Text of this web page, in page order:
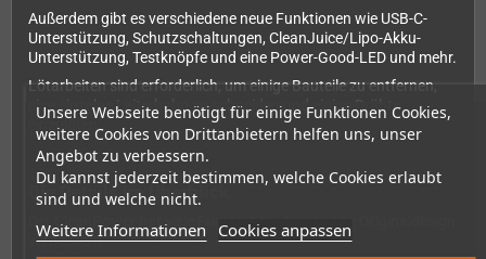
Unsere Webseite benötigt für einige Funktionen Cookies,
weitere Cookies von Drittanbietern helfen uns, unser
Angebot zu verbessern.
Du kannst jederzeit bestimmen, welche Cookies erlaubt
sind und welche nicht.
Weitere Informationen Cookies anpassen
Außerdem gibt es verschiedene neue Funktionen wie USB-C-
Unterstützung, Schutzschaltungen, CleanJuice/Lipo-Akku-
Unterstützung, Testknöpfe und eine Power-Good-LED und mehr.
Lötarbeiten sind erforderlich, um einige Bauteile zu entfernen,
eine einzelne Leiterbahn zu schneiden und einige Drähte
einzulöten.
Die Details im Überblick
Der CleanPower hat viele Funktionen, die das alte Originaldesign
verbessern: